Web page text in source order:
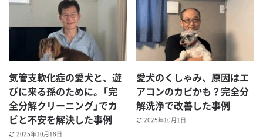
気管支軟化症の愛犬と、遊
びに来る孫のために。「完
全分解クリーニング」でカ
ビと不安を解決した事例
2025年10月18日
愛犬のくしゃみ、原因はエ
アコンのカビかも？完全分
解洗浄で改善した事例
2025年10月1日